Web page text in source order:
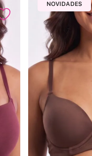
NOVIDADES